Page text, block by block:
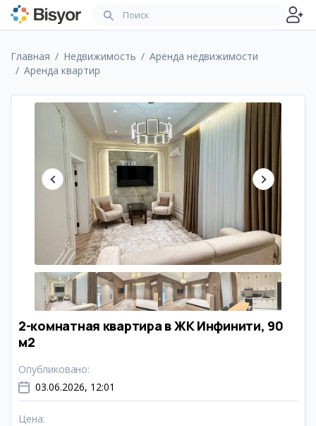
Главная Недвижимость
Аренда недвижимости
Аренда квартир
2-комнатная квартира в ЖК Инфинити, 90
м2
Опубликовано:
03.06.2026, 12:01
Цена: